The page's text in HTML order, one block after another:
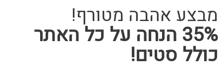
מבצע אהבה מטורף!
35% הנחה על כל האתר
כולל סטים!